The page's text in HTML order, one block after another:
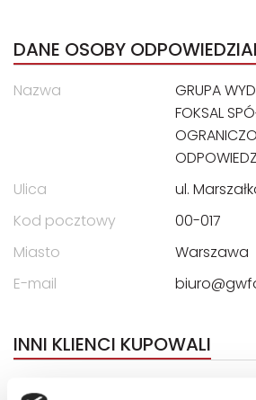
DANE OSOBY
Nazwa
GRUPA
FOKSAL
Ulica
ul.
Kod pocztowy
00-017
Miasto
Warszawa
E-mail
INNI KLIENCI KUPOWALI